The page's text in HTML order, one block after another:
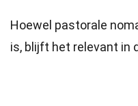
Hoewel pastorale
is, blijft het relevant in